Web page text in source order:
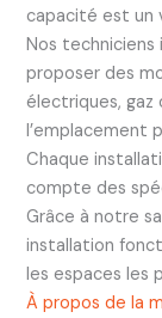
capacité est un
Nos
proposer des
électriques,
l’emplacement
Chaque
compte des
Grâce à notre
installation
les espaces les
À propos de la